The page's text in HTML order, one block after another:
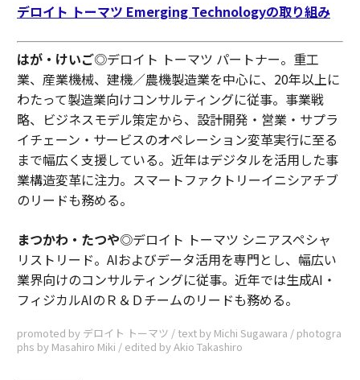
デロイト トーマツ Emerging Technologyの取り組み
はが・けいご◎デロイト トーマツ パートナー。重工
業、産業機械、建機／農機製造業を中心に、20年以上に
わたって製造業向けコンサルティングに従事。事業戦
略、ビジネスモデル策定から、設計開発・営業・サプラ
イチェーン・サービスのオペレーション変革実行に至る
まで幅広く支援している。近年はデジタルを活用した事
業構造変革に注力。スマートファクトリーイニシアチブ
のリードも務める。
まつかわ・たつや◎デロイト トーマツ シニアスペシャ
リストリード。AIおよびデータ活用を専門とし、幅広い
業界向けのコンサルティングに従事。近年では生成AI・
フィジカルAIのＲ＆Ｄチームのリードも務める。
promoted by デロイト トーマツ / text by Michi Sugawara / photogra
phs by Masahiro Miki / edited by Akio Takashiro